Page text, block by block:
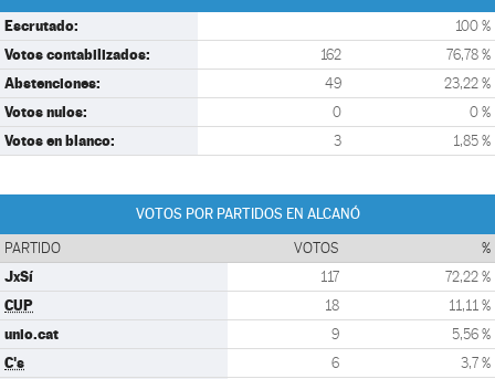
Escrutado: 100 %
Votos contabilizados: 162 76,78 %
Abstenciones: 49 23,22 %
Votos nulos: 0 0 %
Votos en blanco: 3 1,85 %
VOTOS POR PARTIDOS EN ALCANÓ
PARTIDO VOTOS %
JxSí 117 72,22 %
CUP 18 11,11 %
unio.cat 9 5,56 %
C's 6 3,7 %